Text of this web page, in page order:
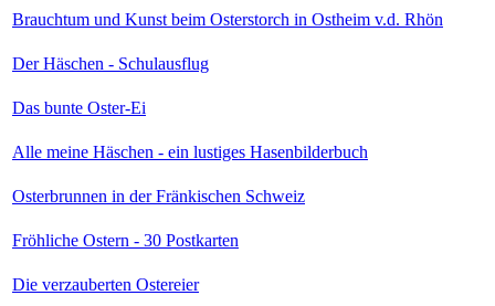
Brauchtum und Kunst beim Osterstorch in Ostheim v.d. Rhön
Der Häschen - Schulausflug
Das bunte Oster-Ei
Alle meine Häschen - ein lustiges Hasenbilderbuch
Osterbrunnen in der Fränkischen Schweiz
Fröhliche Ostern - 30 Postkarten
Die verzauberten Ostereier